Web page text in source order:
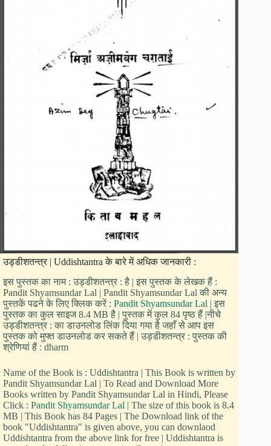
उड्डीशतन्त्र | Uddishtantra के बारे में अधिक जानकारी :
इस पुस्तक का नाम : उड्डीशतन्त्र : है | इस पुस्तक के लेखक हैं :
Pandit Shyamsundar Lal | Pandit Shyamsundar Lal की अन्य
पुस्तकें पढने के लिए क्लिक करें : Pandit Shyamsundar Lal | इस
पुस्तक का कुल साइज 8.4 MB है | पुस्तक में कुल 84 पृष्ठ हैं |नीचे
उड्डीशतन्त्र : का डाउनलोड लिंक दिया गया है जहाँ से आप इस
पुस्तक को मुफ्त डाउनलोड कर सकते हैं | उड्डीशतन्त्र : पुस्तक की
श्रेणियां हैं : dharm
Name of the Book is : Uddishtantra | This Book is written by
Pandit Shyamsundar Lal | To Read and Download More
Books written by Pandit Shyamsundar Lal in Hindi, Please
Click : Pandit Shyamsundar Lal | The size of this book is 8.4
MB | This Book has 84 Pages | The Download link of the
book "Uddishtantra" is given above, you can downlaod
Uddishtantra from the above link for free | Uddishtantra is